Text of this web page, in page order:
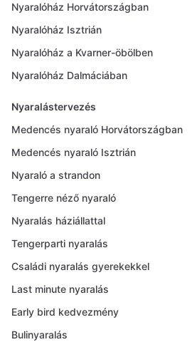
Nyaralóház Horvátországban
Nyaralóház Isztrián
Nyaralóház a Kvarner-öbölben
Nyaralóház Dalmáciában
Nyaralástervezés
Medencés nyaraló Horvátországban
Medencés nyaraló Isztrián
Nyaraló a strandon
Tengerre néző nyaraló
Nyaralás háziállattal
Tengerparti nyaralás
Családi nyaralás gyerekekkel
Last minute nyaralás
Early bird kedvezmény
Bulinyaralás